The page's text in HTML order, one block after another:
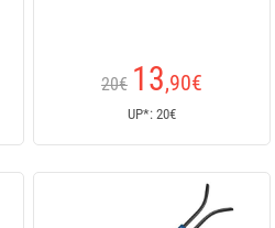
20€ 13,90€
UP*: 20€